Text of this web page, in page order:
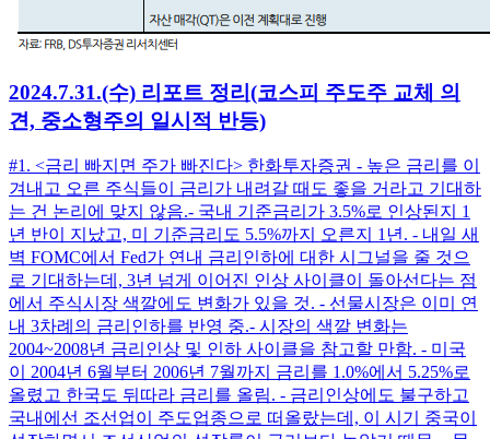
2024.7.31.(수) 리포트 정리(코스피 주도주 교체 의
견, 중소형주의 일시적 반등)
#1. <금리 빠지면 주가 빠진다> 한화투자증권 - 높은 금리를 이
겨내고 오른 주식들이 금리가 내려갈 때도 좋을 거라고 기대하
는 건 논리에 맞지 않음. ​ - 국내 기준금리가 3.5%로 인상된지 1
년 반이 지났고, 미 기준금리도 5.5%까지 오른지 1년. - 내일 새
벽 FOMC에서 Fed가 연내 금리인하에 대한 시그널을 줄 것으
로 기대하는데, 3년 넘게 이어진 인상 사이클이 돌아선다는 점
에서 주식시장 색깔에도 변화가 있을 것. - 선물시장은 이미 연
내 3차례의 금리인하를 반영 중. ​ - 시장의 색깔 변화는
2004~2008년 금리인상 및 인하 사이클을 참고할 만함. - 미국
이 2004년 6월부터 2006년 7월까지 금리를 1.0%에서 5.25%로
올렸고 한국도 뒤따라 금리를 올림. - 금리인상에도 불구하고
국내에선 조선업이 주도업종으로 떠올랐는데, 이 시기 중국이